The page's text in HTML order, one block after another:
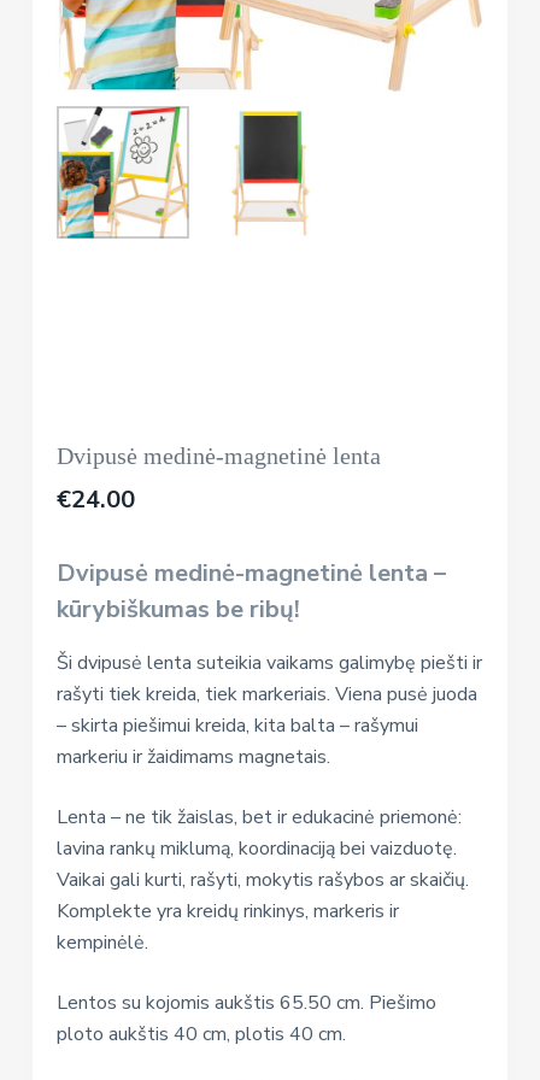
Dvipusė medinė-magnetinė lenta
€24.00
Dvipusė medinė-magnetinė lenta –
kūrybiškumas be ribų!
Ši dvipusė lenta suteikia vaikams galimybę piešti ir
rašyti tiek kreida, tiek markeriais. Viena pusė juoda
– skirta piešimui kreida, kita balta – rašymui
markeriu ir žaidimams magnetais.
Lenta – ne tik žaislas, bet ir edukacinė priemonė:
lavina rankų miklumą, koordinaciją bei vaizduotę.
Vaikai gali kurti, rašyti, mokytis rašybos ar skaičių.
Komplekte yra kreidų rinkinys, markeris ir
kempinėlė.
Lentos su kojomis aukštis 65.50 cm. Piešimo
ploto aukštis 40 cm, plotis 40 cm.